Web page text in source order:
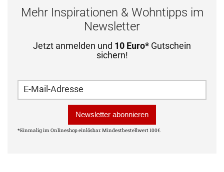
Mehr Inspirationen & Wohntipps im
Newsletter
Jetzt anmelden und 10 Euro* Gutschein
sichern!
Name (leer lassen)
Telefon (leer lassen)
E-Mail-Adresse für die Newsletter-Anmeldung
Newsletter abonnieren
*Einmalig im Onlineshop einlösbar. Mindestbestellwert 100€.